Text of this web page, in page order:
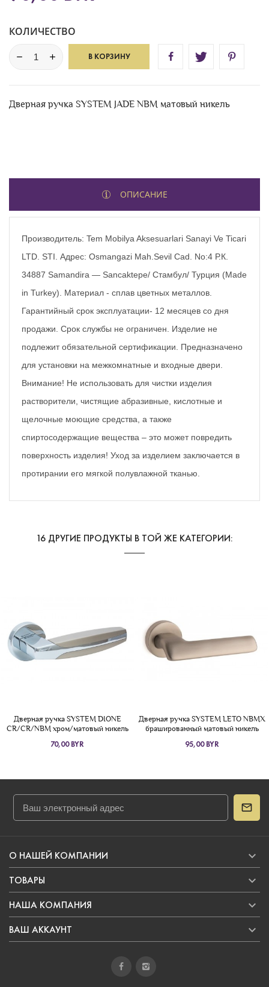
КОЛИЧЕСТВО
В КОРЗИНУ
Дверная ручка SYSTEM JADE NBM матовый никель
ОПИСАНИЕ
Производитель: Tem Mobilya Aksesuarlari Sanayi Ve Ticari
LTD. STI. Адрес: Osmangazi Mah.Sevil Cad. No:4 Р.К.
34887 Samandira ― Sancaktepe/ Стамбул/ Турция (Made
in Turkey). Материал - сплав цветных металлов.
Гарантийный срок эксплуатации- 12 месяцев со дня
продажи. Срок службы не ограничен. Изделие не
подлежит обязательной сертификации. Предназначено
для установки на межкомнатные и входные двери.
Внимание! Не использовать для чистки изделия
растворители, чистящие абразивные, кислотные и
щелочные моющие средства, а также
спиртосодержащие вещества – это может повредить
поверхность изделия! Уход за изделием заключается в
протирании его мягкой полувлажной тканью.
16 ДРУГИЕ ПРОДУКТЫ В ТОЙ ЖЕ КАТЕГОРИИ:
Дверная ручка SYSTEM DIONE
CR/CR/NBM хром/матовый никель
70,00 BYR
Дверная ручка SYSTEM LETO NBMX
брашированный матовый никель
95,00 BYR
О НАШЕЙ КОМПАНИИ 
ТОВАРЫ 
НАША КОМПАНИЯ 
ВАШ АККАУНТ 